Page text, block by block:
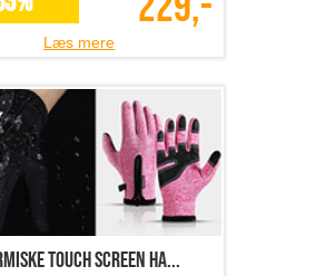
Læs mere
touch screen ha...